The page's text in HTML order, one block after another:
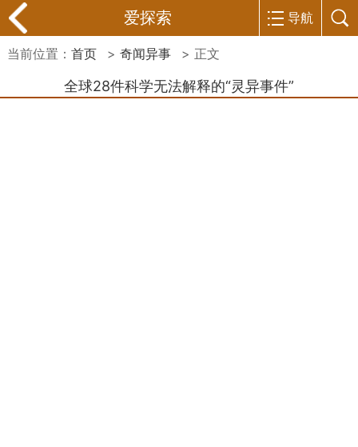
爱探索 导航
当前位置： 首页 > 奇闻异事 > 正文
全球28件科学无法解释的“灵异事件”